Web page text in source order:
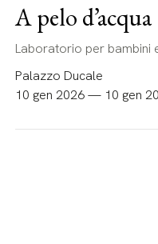
A pelo d’acqua
Laboratorio per bambini
Palazzo Ducale
10 gen 2026 — 10 gen